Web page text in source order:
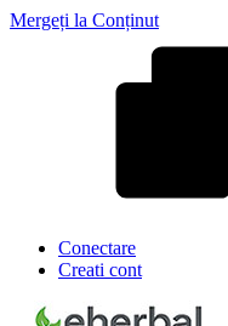
Mergeți la Conținut
Conectare
Creati cont